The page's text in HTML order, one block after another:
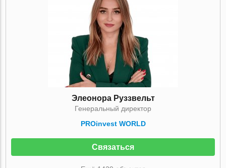
Элеонора Руззвельт
Генеральный директор
PROinvest WORLD
Связаться